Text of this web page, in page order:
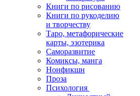
Книги по рисованию
Книги по рукоделию
и творчеству
Таро, метафорические
карты, эзотерика
Саморазвитие
Комиксы, манга
Нонфикшн
Проза
Психология